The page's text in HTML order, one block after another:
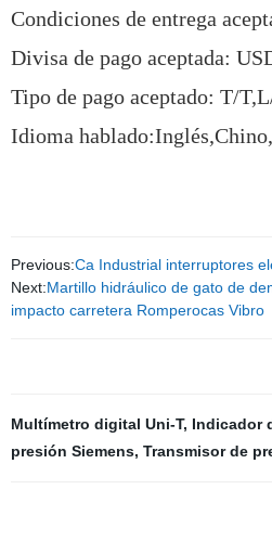
Condiciones de entrega
Divisa de pago aceptada:
Tipo de pago aceptado: T/
Idioma
Previous:Ca Industrial interruptores
Next:Martillo hidráulico de gato de
impacto carretera Romperocas Vibro
Multímetro digital Uni-T, Indicador
presión Siemens, Transmisor de